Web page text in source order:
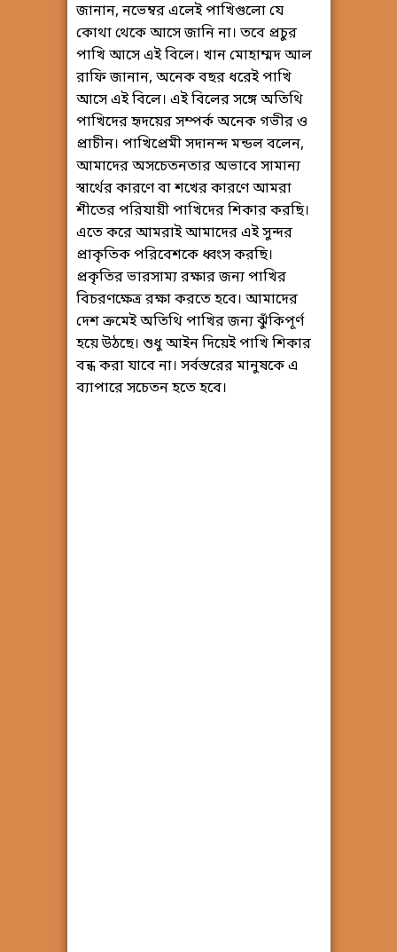
জানান, নভেম্বর এলেই পাখিগুলো যে
কোথা থেকে আসে জানি না। তবে প্রচুর
পাখি আসে এই বিলে। খান মোহাম্মদ আল
রাফি জানান, অনেক বছর ধরেই পাখি
আসে এই বিলে। এই বিলের সঙ্গে অতিথি
পাখিদের হৃদয়ের সম্পর্ক অনেক গভীর ও
প্রাচীন। পাখিপ্রেমী সদানন্দ মন্ডল বলেন,
আমাদের অসচেতনতার অভাবে সামান্য
স্বার্থের কারণে বা শখের কারণে আমরা
শীতের পরিযায়ী পাখিদের শিকার করছি।
এতে করে আমরাই আমাদের এই সুন্দর
প্রাকৃতিক পরিবেশকে ধ্বংস করছি।
প্রকৃতির ভারসাম্য রক্ষার জন্য পাখির
বিচরণক্ষেত্র রক্ষা করতে হবে। আমাদের
দেশ ক্রমেই অতিথি পাখির জন্য ঝুঁকিপূর্ণ
হয়ে উঠছে। শুধু আইন দিয়েই পাখি শিকার
বন্ধ করা যাবে না। সর্বস্তরের মানুষকে এ
ব্যাপারে সচেতন হতে হবে।